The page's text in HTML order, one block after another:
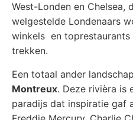
West-Londen en Chelsea,
welgestelde Londenaars
winkels en
trekken.
Een totaal ander
Montreux. Deze rivièra is
paradijs dat inspiratie gaf